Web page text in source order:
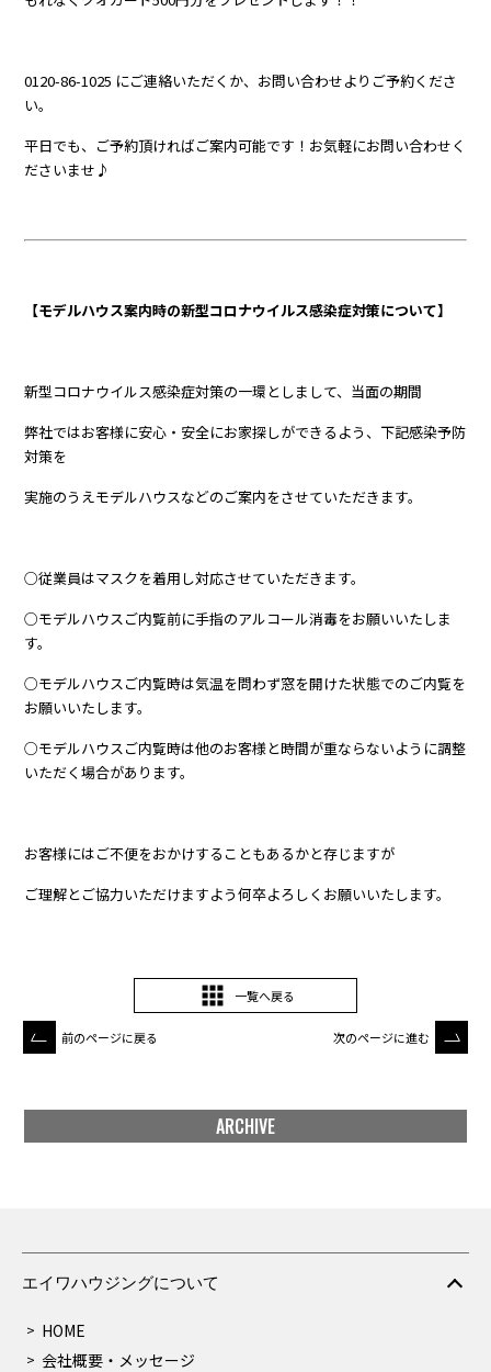
ARCHIVE
0120-86-1025 にご連絡いただくか、お問い合わせよりご予約くださ
い。
平日でも、ご予約頂ければご案内可能です！お気軽にお問い合わせく
ださいませ♪
【モデルハウス案内時の新型コロナウイルス感染症対策について】
新型コロナウイルス感染症対策の一環としまして、当面の期間
弊社ではお客様に安心・安全にお家探しができるよう、下記感染予防
対策を
実施のうえモデルハウスなどのご案内をさせていただきます。
○従業員はマスクを着用し対応させていただきます。
○モデルハウスご内覧前に手指のアルコール消毒をお願いいたしま
す。
○モデルハウスご内覧時は気温を問わず窓を開けた状態でのご内覧を
お願いいたします。
○モデルハウスご内覧時は他のお客様と時間が重ならないように調整
いただく場合があります。
お客様にはご不便をおかけすることもあるかと存じますが
ご理解とご協力いただけますよう何卒よろしくお願いいたします。
前のページに戻る
一覧へ戻る
次のページに進む
エイワハウジングについて
HOME
会社概要・メッセージ